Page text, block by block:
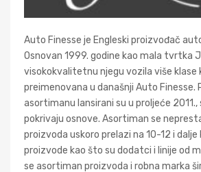
Auto Finesse je Engleski proizvođač
Osnovan 1999. godine kao mala tvrtka
visokokvalitetnu njegu vozila više klase
preimenovana u današnji Auto Finesse.
asortimanu lansirani su u proljeće 2011.,
pokrivaju osnove. Asortiman se
proizvoda uskoro prelazi na 10-12 i dalje
proizvode kao što su dodatci i linije od
se asortiman proizvoda i robna marka